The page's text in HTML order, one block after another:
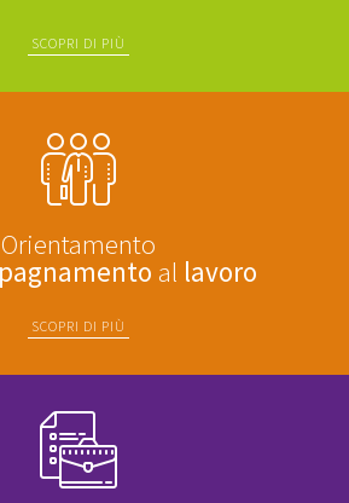
SCOPRI DI PIÙ
Orientamento
al lavoro
SCOPRI DI PIÙ